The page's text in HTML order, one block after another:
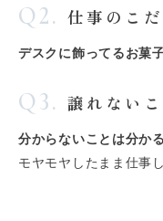
Q2. 仕事のこ
デスクに飾ってるお菓
Q3. 譲れない
分からないことは分か
モヤモヤしたまま仕事